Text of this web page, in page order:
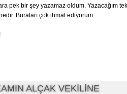
pek bir şey yazamaz oldum. Yazacağım
Buraları çok ihmal ediyorum.
ALÇAK VEKİLİNE